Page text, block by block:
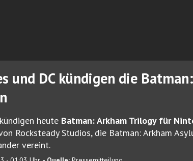
und DC kündigen die
heute Batman: Arkham Trilogy für
Rocksteady Studios, die Batman: Arkham
vereint.